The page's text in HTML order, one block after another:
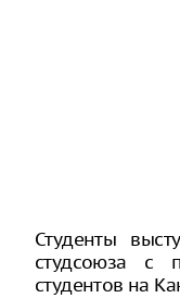
Студенты
студсоюза с
студентов на